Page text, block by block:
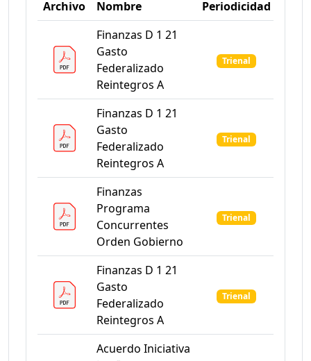
Archivo
Nombre
Periodicidad
Finanzas D 1 21
Gasto
Federalizado
Reintegros A
Trienal
Finanzas D 1 21
Gasto
Federalizado
Reintegros A
Trienal
Finanzas
Programa
Concurrentes
Orden Gobierno
Trienal
Finanzas D 1 21
Gasto
Federalizado
Reintegros A
Trienal
Acuerdo Iniciativa